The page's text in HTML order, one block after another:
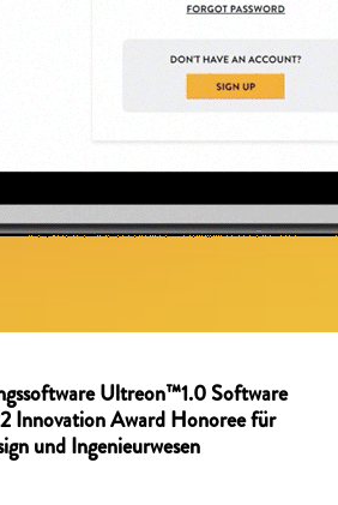
Ultreon™1.0 Software
Innovation Award Honoree für
und Ingenieurwesen